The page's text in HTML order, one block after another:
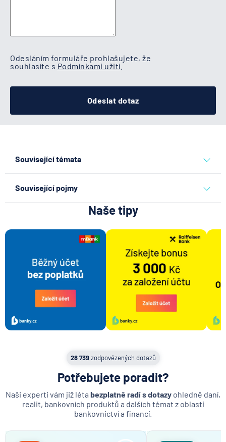
Odesláním formuláře prohlašujete, že
souhlasíte s Podmínkami užití
Odeslat dotaz
Související témata
Související pojmy
Disponibilní zůstatek
Doklad totožnosti
Výpis z úvěrového účtu
Retailové bankovnictví
Vedení účtu
Apple pay
Bankovní spojení
Rodinný příslušník
Naše tipy
28 739zodpovězených dotazů
Potřebujete poradit?
Naši experti vám již léta bezplatně radí s dotazy ohledně daní,
realit, bankovních produktů a dalších témat z oblasti
bankovnictví a financí.